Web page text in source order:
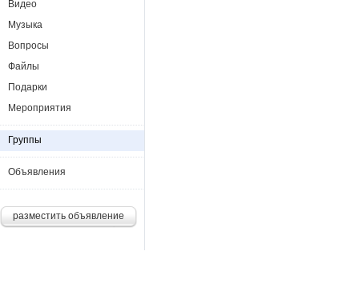
Видео
Музыка
Вопросы
Файлы
Подарки
Мероприятия
Группы
Объявления
разместить объявление